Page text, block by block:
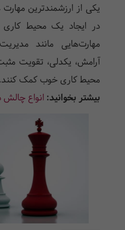
یکی از ارزشمندترین
در ایجاد یک محیط
مهارت‌هایی مانند
آرامش، یکدلی، تقویت
محیط کاری خوب کمک کنند.
بیشتر بخوانید: انواع چالش